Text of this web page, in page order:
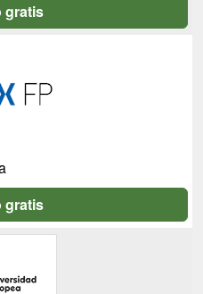
gratis
gratis